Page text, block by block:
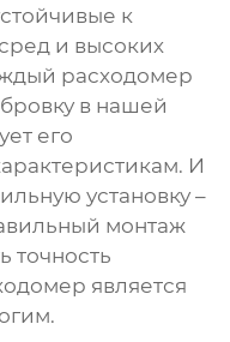
к
и высоких
расходомер
в нашей
его
И
установку –
монтаж
точность
является